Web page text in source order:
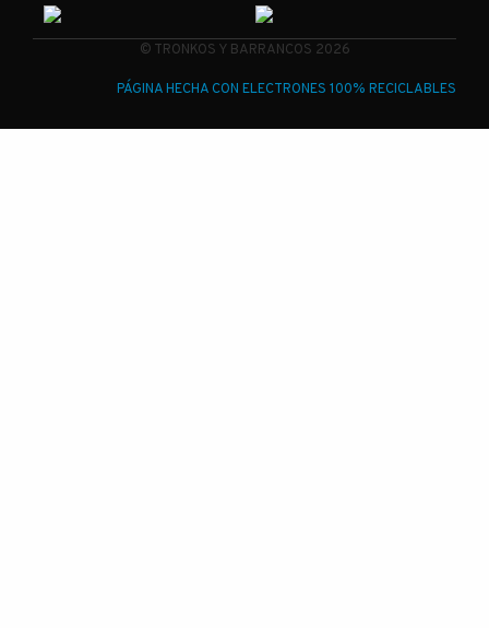
© TRONKOS Y BARRANCOS 2026
PÁGINA HECHA CON ELECTRONES 100% RECICLABLES